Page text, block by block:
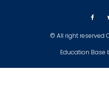
© All right reserved
Education Base